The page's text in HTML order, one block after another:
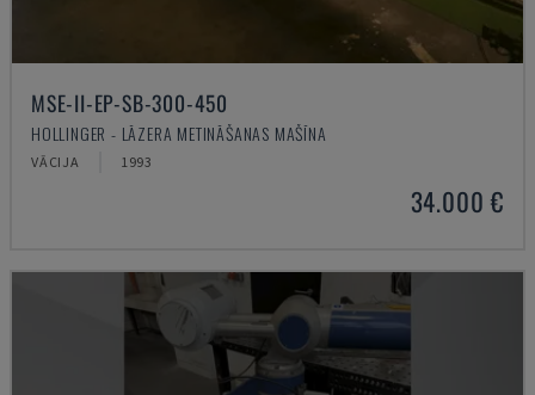
MSE-II-EP-SB-300-450
HOLLINGER - LĀZERA METINĀŠANAS MAŠĪNA
VĀCIJA 1993
34.000 €